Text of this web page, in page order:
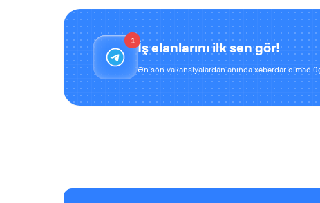
1 İş elanlarını ilk sən gör!
Ən son vakansiyalardan anında xəbərdar olmaq